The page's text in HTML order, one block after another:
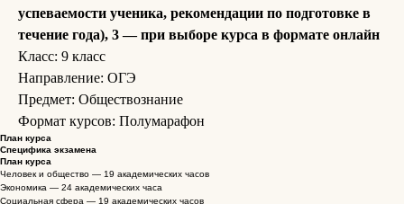
успеваемости ученика, рекомендации по подготовке в
течение года), 3 — при выборе курса в формате онлайн
Класс: 9 класс
Направление: ОГЭ
Предмет: Обществознание
Формат курсов: Полумарафон
План курса
Специфика экзамена
План курса
Человек и общество — 19 академических часов
Экономика — 24 академических часа
Социальная сфера — 19 академических часов